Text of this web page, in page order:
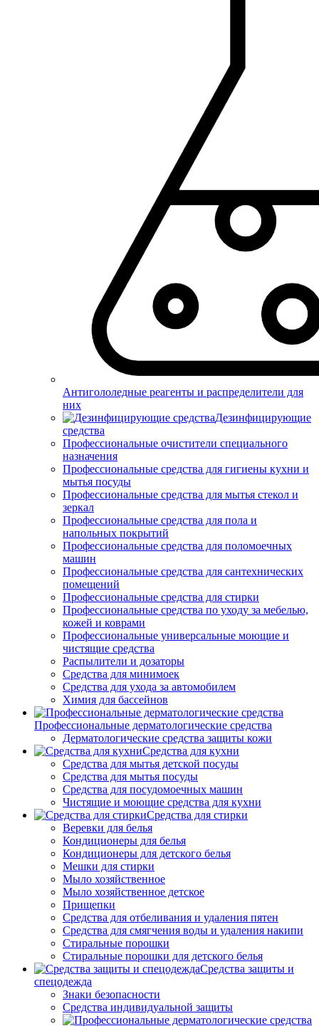
Антигололедные реагенты и распределители для
них
Дезинфицирующие
средства
Профессиональные очистители специального
назначения
Профессиональные средства для гигиены кухни и
мытья посуды
Профессиональные средства для мытья стекол и
зеркал
Профессиональные средства для пола и
напольных покрытий
Профессиональные средства для поломоечных
машин
Профессиональные средства для сантехнических
помещений
Профессиональные средства для стирки
Профессиональные средства по уходу за мебелью,
кожей и коврами
Профессиональные универсальные моющие и
чистящие средства
Распылители и дозаторы
Средства для минимоек
Средства для ухода за автомобилем
Химия для бассейнов
Профессиональные дерматологические средства
Дерматологические средства защиты кожи
Средства для кухни
Средства для мытья детской посуды
Средства для мытья посуды
Средства для посудомоечных машин
Чистящие и моющие средства для кухни
Средства для стирки
Веревки для белья
Кондиционеры для белья
Кондиционеры для детского белья
Мешки для стирки
Мыло хозяйственное
Мыло хозяйственное детское
Прищепки
Средства для отбеливания и удаления пятен
Средства для смягчения воды и удаления накипи
Стиральные порошки
Стиральные порошки для детского белья
Средства защиты и
спецодежда
Знаки безопасности
Средства индивидуальной защиты